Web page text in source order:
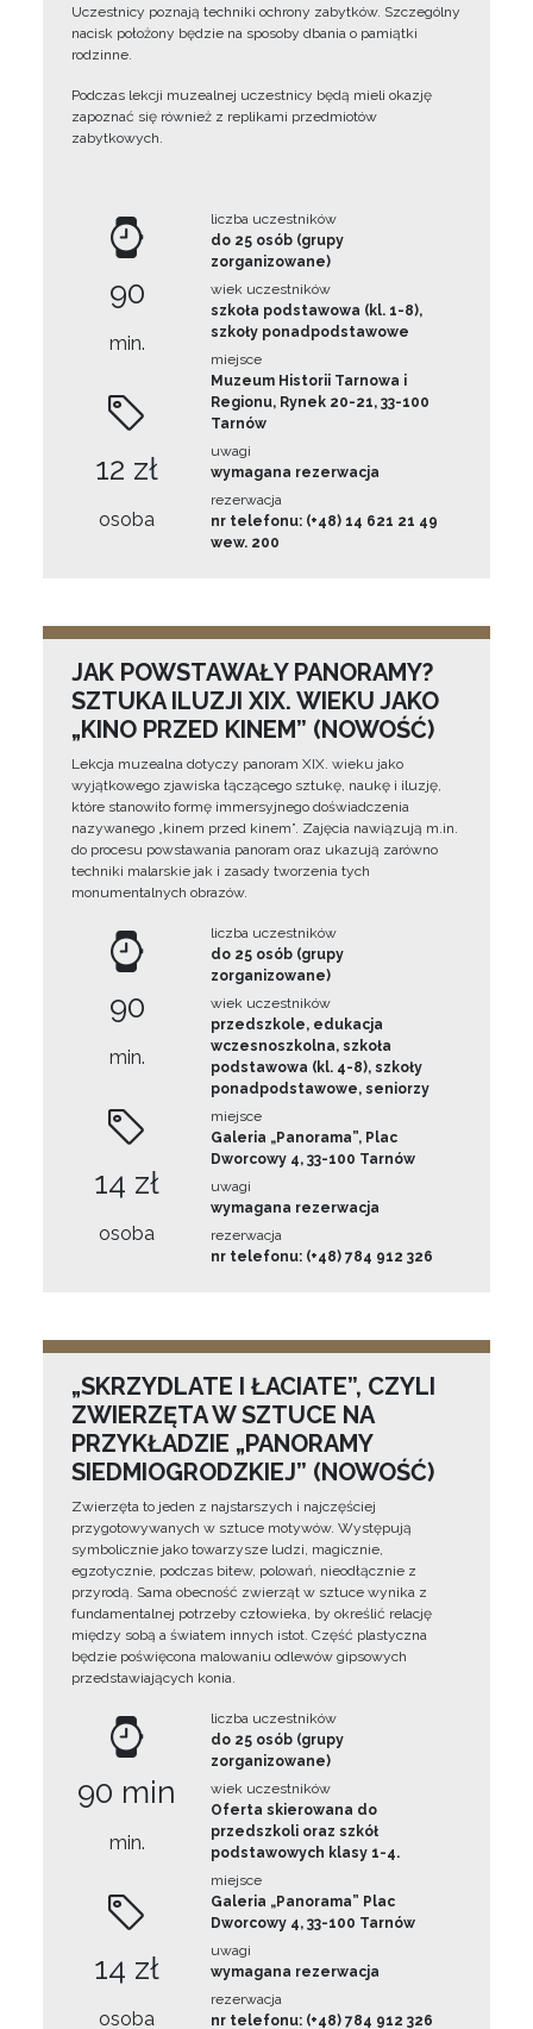
Uczestnicy poznają techniki ochrony zabytków. Szczególny
nacisk położony będzie na sposoby dbania o pamiątki
rodzinne.
Podczas lekcji muzealnej uczestnicy będą mieli okazję
zapoznać się również z replikami przedmiotów
zabytkowych.
90
min.
12 zł
osoba
liczba uczestników
do 25 osób (grupy
zorganizowane)
wiek uczestników
szkoła podstawowa (kl. 1-8),
szkoły ponadpodstawowe
miejsce
Muzeum Historii Tarnowa i
Regionu, Rynek 20-21, 33-100
Tarnów
uwagi
wymagana rezerwacja
rezerwacja
nr telefonu: (+48) 14 621 21 49
wew. 200
JAK POWSTAWAŁY PANORAMY?
SZTUKA ILUZJI XIX. WIEKU JAKO
„KINO PRZED KINEM” (NOWOŚĆ)
Lekcja muzealna dotyczy panoram XIX. wieku jako
wyjątkowego zjawiska łączącego sztukę, naukę i iluzję,
które stanowiło formę immersyjnego doświadczenia
nazywanego „kinem przed kinem”. Zajęcia nawiązują m.in.
do procesu powstawania panoram oraz ukazują zarówno
techniki malarskie jak i zasady tworzenia tych
monumentalnych obrazów.
90
min.
14 zł
osoba
liczba uczestników
do 25 osób (grupy
zorganizowane)
wiek uczestników
przedszkole, edukacja
wczesnoszkolna, szkoła
podstawowa (kl. 4-8), szkoły
ponadpodstawowe, seniorzy
miejsce
Galeria „Panorama”, Plac
Dworcowy 4, 33-100 Tarnów
uwagi
wymagana rezerwacja
rezerwacja
nr telefonu: (+48) 784 912 326
„SKRZYDLATE I ŁACIATE”, CZYLI
ZWIERZĘTA W SZTUCE NA
PRZYKŁADZIE „PANORAMY
SIEDMIOGRODZKIEJ” (NOWOŚĆ)
Zwierzęta to jeden z najstarszych i najczęściej
przygotowywanych w sztuce motywów. Występują
symbolicznie jako towarzysze ludzi, magicznie,
egzotycznie, podczas bitew, polowań, nieodłącznie z
przyrodą. Sama obecność zwierząt w sztuce wynika z
fundamentalnej potrzeby człowieka, by określić relację
między sobą a światem innych istot. Część plastyczna
będzie poświęcona malowaniu odlewów gipsowych
przedstawiających konia.
90 min
min.
14 zł
osoba
liczba uczestników
do 25 osób (grupy
zorganizowane)
wiek uczestników
Oferta skierowana do
przedszkoli oraz szkół
podstawowych klasy 1-4.
miejsce
Galeria „Panorama” Plac
Dworcowy 4, 33-100 Tarnów
uwagi
wymagana rezerwacja
rezerwacja
nr telefonu: (+48) 784 912 326